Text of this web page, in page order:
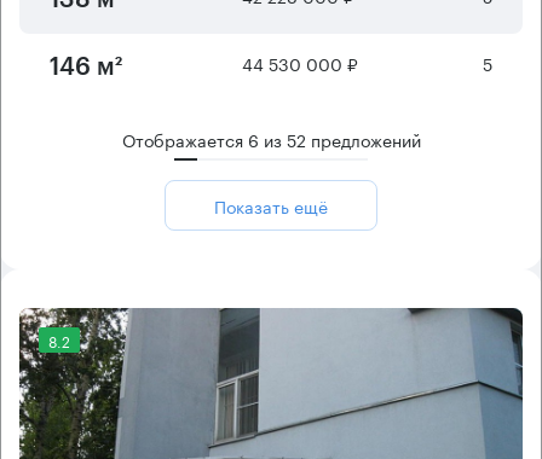
146 м² 44 530 000 ₽ 5
Отображается 6 из52 предложений
Показать ещё
8.2